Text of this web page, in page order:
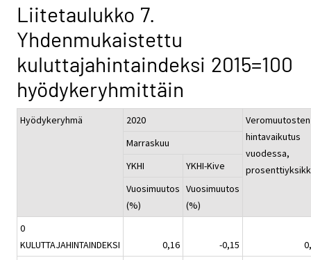
Liitetaulukko 7.
Yhdenmukaistettu
kuluttajahintaindeksi 2015=100
hyödykeryhmittäin
Hyödykeryhmä 2020
Veromuutosten
hintavaikutus
vuodessa,
Marraskuu
YKHI
YKHI-Kive
Vuosimuutos
(%)
Vuosimuutos
(%)
0
KULUTTAJAHINTAINDEKSI
0,16 -0,15